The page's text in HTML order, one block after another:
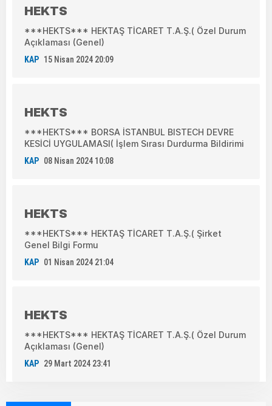
HEKTS
***HEKTS*** HEKTAŞ TİCARET T.A.Ş.( Özel Durum
Açıklaması (Genel)
KAP 15 Nisan 2024 20:09
HEKTS
***HEKTS*** BORSA İSTANBUL BISTECH DEVRE
KESİCİ UYGULAMASI( İşlem Sırası Durdurma Bildirimi
KAP 08 Nisan 2024 10:08
HEKTS
***HEKTS*** HEKTAŞ TİCARET T.A.Ş.( Şirket
Genel Bilgi Formu
KAP 01 Nisan 2024 21:04
HEKTS
***HEKTS*** HEKTAŞ TİCARET T.A.Ş.( Özel Durum
Açıklaması (Genel)
KAP 29 Mart 2024 23:41